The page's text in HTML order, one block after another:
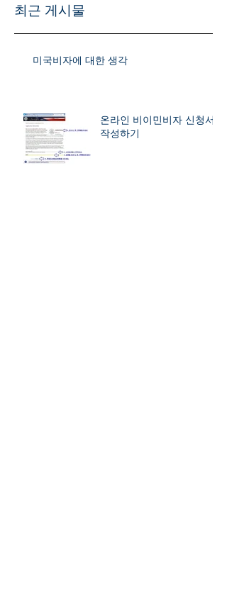
최근 게시물
미국비자에 대한 생각
온라인 비이민비자 신청서
작성하기